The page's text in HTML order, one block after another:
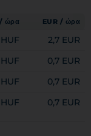
ώρα EUR / ώρα
2,7 EUR
0,7 EUR
0,7 EUR
0,7 EUR